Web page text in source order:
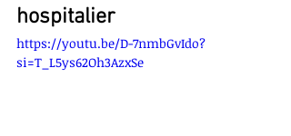
hospitalier
https://youtu.be/D-7nmbGvIdo?
si=T_L5ys62Oh3AzxSe